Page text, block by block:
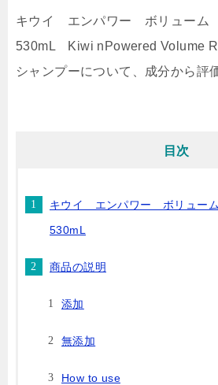
キウイ エンパワー ボリューム
530mL Kiwi nPowered Volume
シャンプーについて、成分から評
目次
キウイ エンパワー ボリュー
530mL
商品の説明
添加
無添加
How to use